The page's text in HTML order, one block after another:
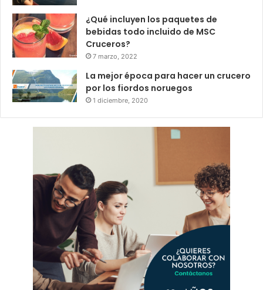
¿Qué incluyen los paquetes de
bebidas todo incluido de MSC
Cruceros?
7 marzo, 2022
La mejor época para hacer un crucero
por los fiordos noruegos
1 diciembre, 2020